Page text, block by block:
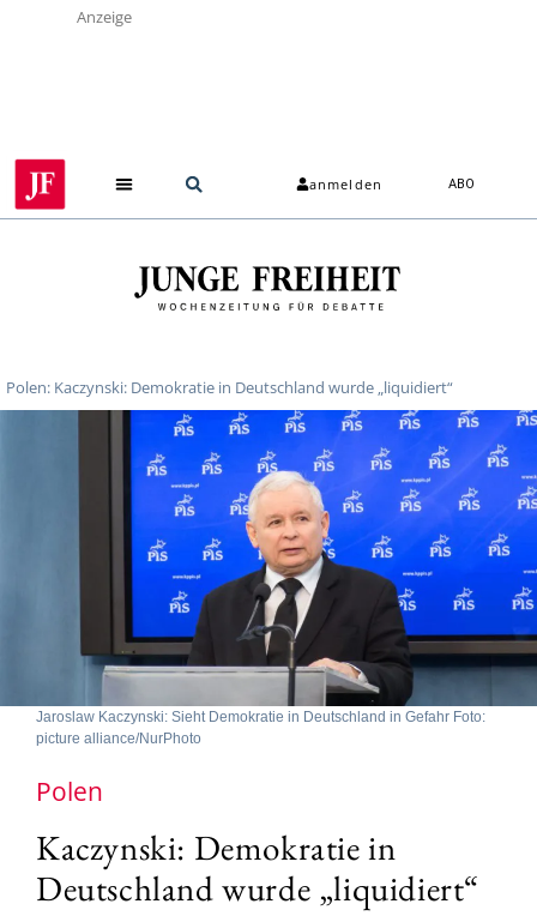
Anzeige
anmelden ABO
Polen: Kaczynski: Demokratie in Deutschland wurde „liquidiert“
Jaroslaw Kaczynski: Sieht Demokratie in Deutschland in Gefahr Foto:
picture alliance/NurPhoto
Polen
Kaczynski: Demokratie in
Deutschland wurde „liquidiert“